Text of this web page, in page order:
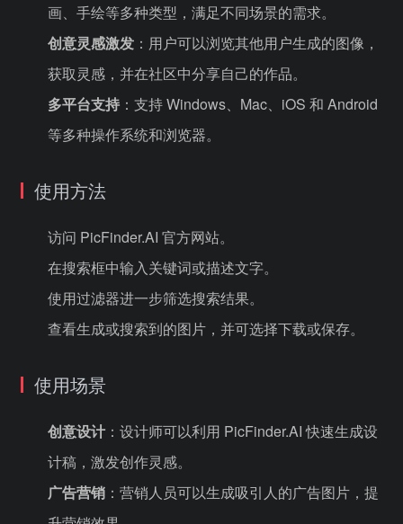
画、手绘等多种类型，满足不同场景的需求。
创意灵感激发 ：用户可以浏览其他用户生成的图像，
获取灵感，并在社区中分享自己的作品。
多平台支持 ：支持 Windows、Mac、iOS 和 Android
等多种操作系统和浏览器。
使用方法
访问 PicFinder.AI 官方网站。
在搜索框中输入关键词或描述文字。
使用过滤器进一步筛选搜索结果。
查看生成或搜索到的图片，并可选择下载或保存。
使用场景
创意设计 ：设计师可以利用 PicFinder.AI 快速生成设
计稿，激发创作灵感。
广告营销 ：营销人员可以生成吸引人的广告图片，提